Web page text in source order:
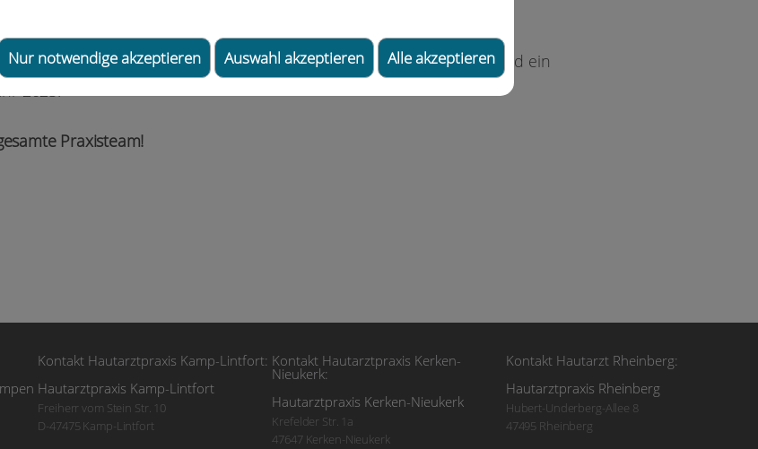
Nur notwendige akzeptieren Auswahl akzeptieren Alle akzeptieren
bereit" für Ihre Hautangelegenheiten da zu sein.
wünscht allen eine wundervolle Adventszeit, schöne Festtage und ein
2025!
Praxisteam!
Kontakt Hautarztpraxis Kamp-Lintfort:
Hautarztpraxis Kamp-Lintfort
Freiherr vom Stein Str. 10
D-47475 Kamp-Lintfort
Kontakt Hautarztpraxis Kerken-
Nieukerk:
Hautarztpraxis Kerken-Nieukerk
Krefelder Str. 1a
47647 Kerken-Nieukerk
Kontakt Hautarzt Rheinberg:
Hautarztpraxis Rheinberg
Hubert-Underberg-Allee 8
47495 Rheinberg